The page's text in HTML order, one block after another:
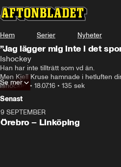
Hem Serier Nyheter
”Jag lägger mig inte i det
Ishockey
Han har inte tillträtt som vd än.
Men Kjell Kruse hamnade i hetluften
honom som anledningen till att ha sa
– Jag tycker inte att jag har lagt mig i
Ishockey• 18.07.16 • 135 sek
Se mer
Senast
Plus
9 SEPTEMBER
Örebro – Linköping